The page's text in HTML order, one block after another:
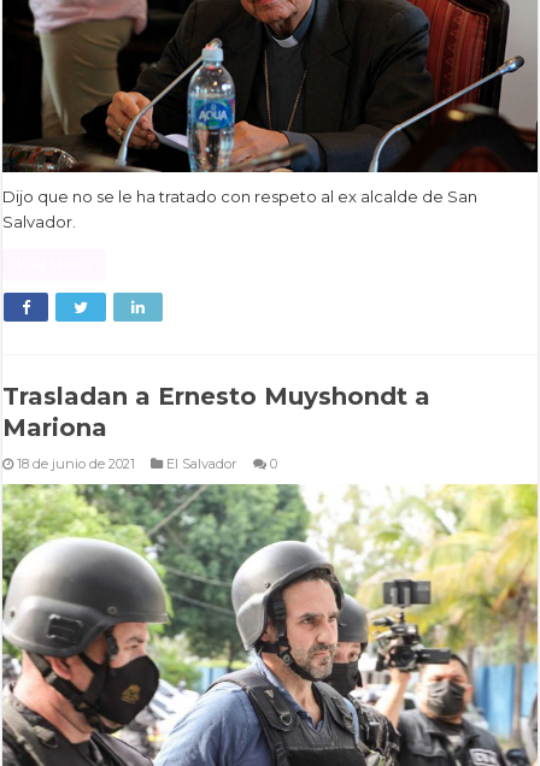
Dijo que no se le ha tratado con respeto al ex alcalde de San
Salvador.
Trasladan a Ernesto Muyshondt a
Mariona
18 de junio de 2021 El Salvador 0